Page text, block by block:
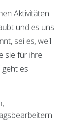
Aktivitäten
und es uns
sei es, weil
sie für ihre
es